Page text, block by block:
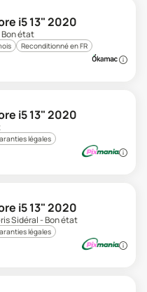
i5 13" 2020
Bon état
Reconditionné en FR
i5 13" 2020
légales
i5 13" 2020
Sidéral - Bon état
légales